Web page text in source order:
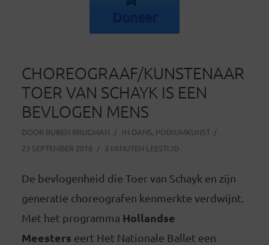
Doneer
CHOREOGRAAF/KUNSTENAAR
TOER VAN SCHAYK IS EEN
BEVLOGEN MENS
DOOR RUBEN BRUGMAN IN DANS, PODIUMKUNST
23 SEPTEMBER 2016
3 MINUTEN LEESTIJD
De bevlogenheid die Toer van Schayk en zijn
generatie choreografen kenmerkte verdwijnt.
Met het programma Hollandse
Meesters eert Het Nationale Ballet een